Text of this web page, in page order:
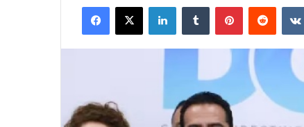
Facebook
X LinkedInTumblr PinterestReddit